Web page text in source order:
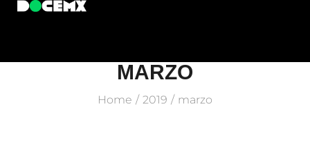
MARZO
Home / 2019 / marzo